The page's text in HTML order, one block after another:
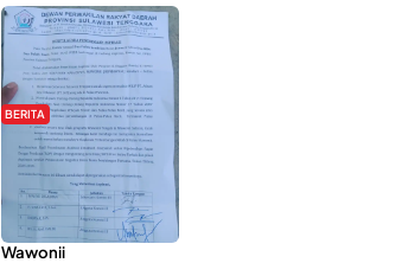
BERITA
Hipmawani Bersama
DPRD Sultra Sepakati
RDP Perihal IUP
Pertambangan di Pulau
Wawonii